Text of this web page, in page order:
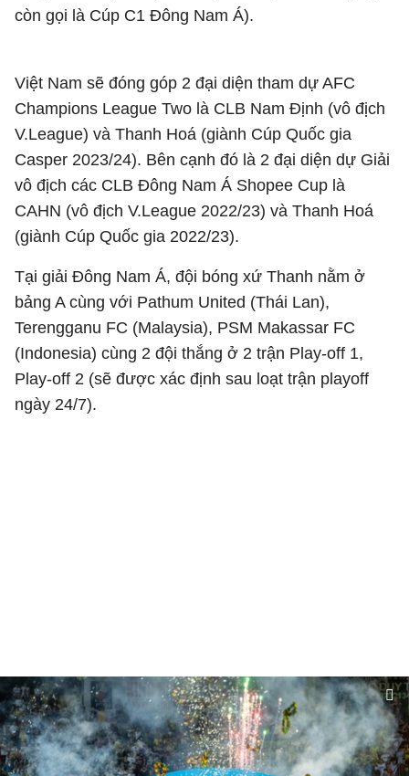
còn gọi là Cúp C1 Đông Nam Á).
Việt Nam sẽ đóng góp 2 đại diện tham dự AFC
Champions League Two là CLB Nam Định (vô địch
V.League) và Thanh Hoá (giành Cúp Quốc gia
Casper 2023/24). Bên cạnh đó là 2 đại diện dự Giải
vô địch các CLB Đông Nam Á Shopee Cup là
CAHN (vô địch V.League 2022/23) và Thanh Hoá
(giành Cúp Quốc gia 2022/23).
Tại giải Đông Nam Á, đội bóng xứ Thanh nằm ở
bảng A cùng với Pathum United (Thái Lan),
Terengganu FC (Malaysia), PSM Makassar FC
(Indonesia) cùng 2 đội thắng ở 2 trận Play-off 1,
Play-off 2 (sẽ được xác định sau loạt trận playoff
ngày 24/7).